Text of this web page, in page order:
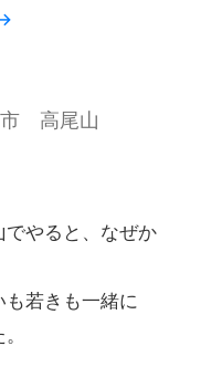
高尾山
やると、​なぜか​
若きも​一緒に​